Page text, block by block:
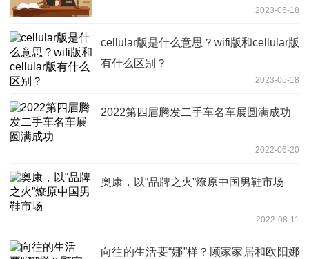
2023-05-18
cellular版是什么意思？wifi版和cellular版
有什么区别？
2023-05-18
2022第四届腾发二手车名车展圆满成功
2022-06-20
奥康，以“品牌之火”燎原中国男鞋市场
2022-08-11
向往的生活要“娜”样？顾家家居和欧阳娜